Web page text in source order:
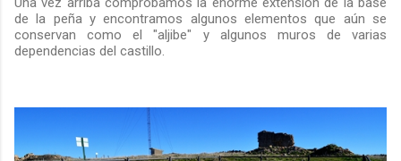
de la peña y encontramos algunos elementos que aún se
conservan como el "aljibe" y algunos muros de varias
dependencias del castillo.